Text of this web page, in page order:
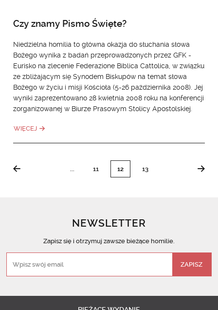
Czy znamy Pismo Święte?
Niedzielna homilia to główna okazja do słuchania słowa
Bożego wynika z badań przeprowadzonych przez GFK -
Eurisko na zlecenie Federazione Biblica Cattolica, w związku
ze zbliżającym się Synodem Biskupów na temat słowa
Bożego w życiu i misji Kościoła (5-26 października 2008). Jej
wyniki zaprezentowano 28 kwietnia 2008 roku na konferencji
zorganizowanej w Biurze Prasowym Stolicy Apostolskiej.
WIĘCEJ
11 12 13
NEWSLETTER
Zapisz się i otrzymuj zawsze bieżące homilie.